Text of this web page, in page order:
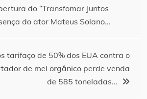
do “Transfomar Juntos
do ator Mateus Solano…
tarifaço de 50% dos EUA contra o
de mel orgânico perde venda
de 585 toneladas…